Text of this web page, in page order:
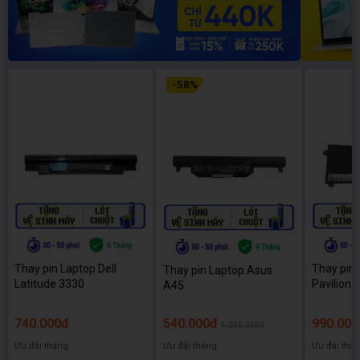
Thay pin Laptop Dell
Latitude 3330
740.000đ
Ưu đãi tháng
- 58%
Thay pin Laptop Asus
A45
540.000đ
Ưu đãi tháng
Thay pin
Pavilion
Ưu đãi